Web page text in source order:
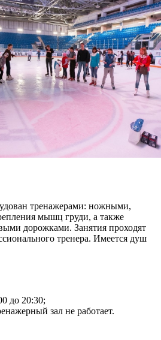
тренажерами: ножными,
мышц груди, а также
дорожками. Занятия проходят
тренера. Имеется душ
до 20:30;
зал не работает.